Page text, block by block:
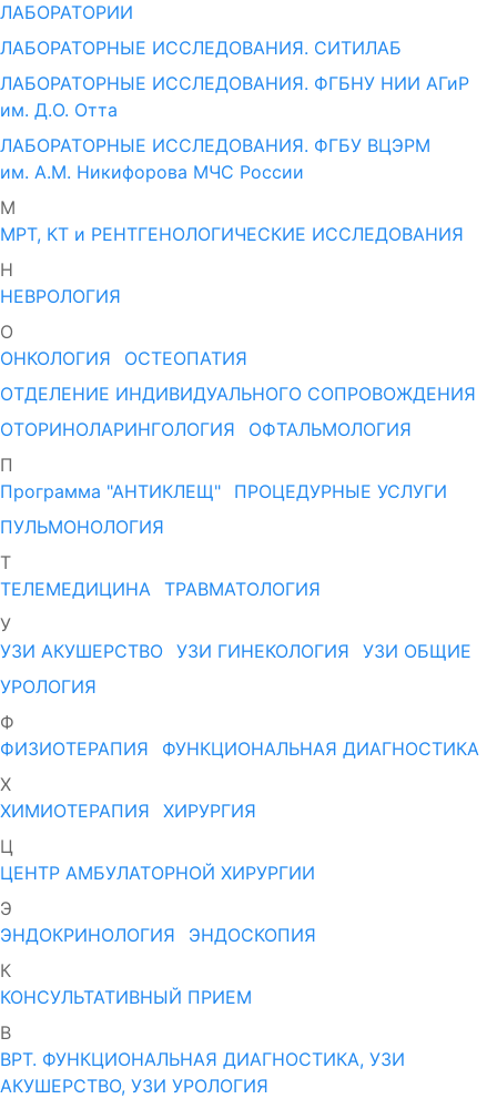
ЛАБОРАТОРИИ
ЛАБОРАТОРНЫЕ ИССЛЕДОВАНИЯ. СИТИЛАБ
ЛАБОРАТОРНЫЕ ИССЛЕДОВАНИЯ. ФГБНУ НИИ АГиР
им. Д.О. Отта
ЛАБОРАТОРНЫЕ ИССЛЕДОВАНИЯ. ФГБУ ВЦЭРМ
им. А.М. Никифорова МЧС России
М
МРТ, КТ и РЕНТГЕНОЛОГИЧЕСКИЕ ИССЛЕДОВАНИЯ
Н
НЕВРОЛОГИЯ
О
ОНКОЛОГИЯ
ОСТЕОПАТИЯ
ОТДЕЛЕНИЕ ИНДИВИДУАЛЬНОГО СОПРОВОЖДЕНИЯ
ОТОРИНОЛАРИНГОЛОГИЯ
ОФТАЛЬМОЛОГИЯ
П
Программа "АНТИКЛЕЩ"
ПРОЦЕДУРНЫЕ УСЛУГИ
ПУЛЬМОНОЛОГИЯ
Т
ТЕЛЕМЕДИЦИНА ТРАВМАТОЛОГИЯ
У
УЗИ АКУШЕРСТВО УЗИ ГИНЕКОЛОГИЯ
УЗИ ОБЩИЕ
УРОЛОГИЯ
Ф
ФИЗИОТЕРАПИЯ
ФУНКЦИОНАЛЬНАЯ ДИАГНОСТИКА
Х
ХИМИОТЕРАПИЯ
ХИРУРГИЯ
Ц
ЦЕНТР АМБУЛАТОРНОЙ ХИРУРГИИ
Э
ЭНДОКРИНОЛОГИЯ
ЭНДОСКОПИЯ
К
КОНСУЛЬТАТИВНЫЙ ПРИЕМ
В
ВРТ. ФУНКЦИОНАЛЬНАЯ ДИАГНОСТИКА, УЗИ
АКУШЕРСТВО, УЗИ УРОЛОГИЯ